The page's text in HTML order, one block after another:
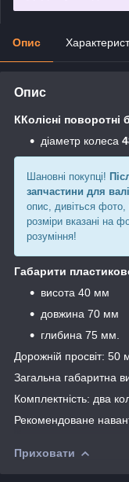
Опис
Опис
ККолісні
діаметр колеса
Шановні покупці!
запчастини для
опис, дивіться фото,
розміри вказані на
розуміння!
Габарити
висота 40 мм
довжина 70 мм
глибина 75 мм.
Дорожній просвіт: 50
Загальна габаритна
Комплектність: два
Рекомендоване
Приховати